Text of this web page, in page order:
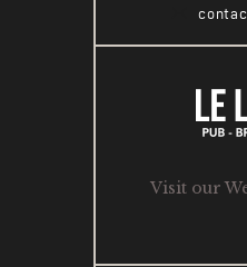
Visit our